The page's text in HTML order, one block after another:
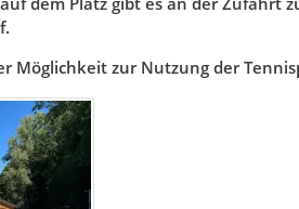
Möglichkeit zur Nutzung der